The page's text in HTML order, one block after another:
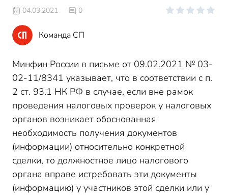
04.03.2021 0
Команда СП
Минфин России в письме от 09.02.2021 № 03-
02-11/8341 указывает, что в соответствии с п.
2 ст. 93.1 НК РФ в случае, если вне рамок
проведения налоговых проверок у налоговых
органов возникает обоснованная
необходимость получения документов
(информации) относительно конкретной
сделки, то должностное лицо налогового
органа вправе истребовать эти документы
(информацию) у участников этой сделки или у